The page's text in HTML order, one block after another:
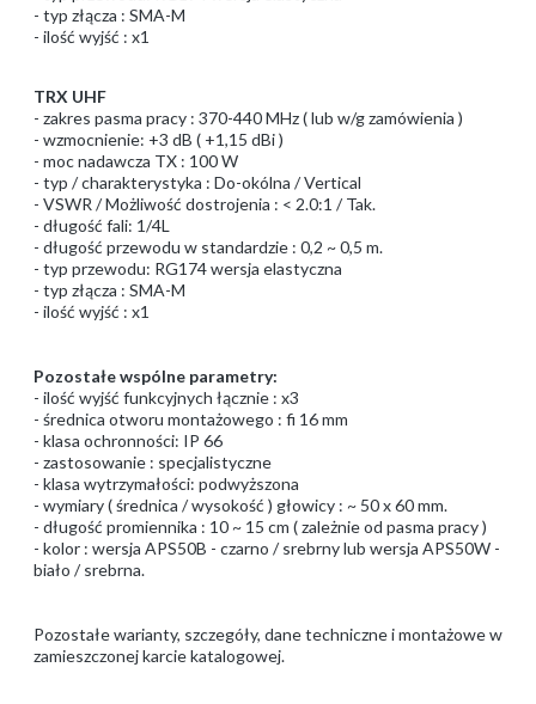
- typ złącza : SMA-M
- ilość wyjść : x1
TRX UHF
- zakres pasma pracy : 370-440 MHz ( lub w/g zamówienia )
- wzmocnienie: +3 dB ( +1,15 dBi )
- moc nadawcza TX : 100 W
- typ / charakterystyka : Do-okólna / Vertical
- VSWR / Możliwość dostrojenia : < 2.0:1 / Tak.
- długość fali: 1/4L
- długość przewodu w standardzie : 0,2 ~ 0,5 m.
- typ przewodu: RG174 wersja elastyczna
- typ złącza : SMA-M
- ilość wyjść : x1
Pozostałe wspólne parametry:
- ilość wyjść funkcyjnych łącznie : x3
- średnica otworu montażowego : fi 16 mm
- klasa ochronności: IP 66
- zastosowanie : specjalistyczne
- klasa wytrzymałości: podwyższona
- wymiary ( średnica / wysokość ) głowicy : ~ 50 x 60 mm.
- długość promiennika : 10 ~ 15 cm ( zależnie od pasma pracy )
- kolor : wersja APS50B - czarno / srebrny lub wersja APS50W -
biało / srebrna.
Pozostałe warianty, szczegóły, dane techniczne i montażowe w
zamieszczonej karcie katalogowej.